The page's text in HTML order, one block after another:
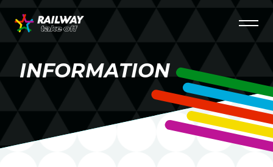
INFORMATION